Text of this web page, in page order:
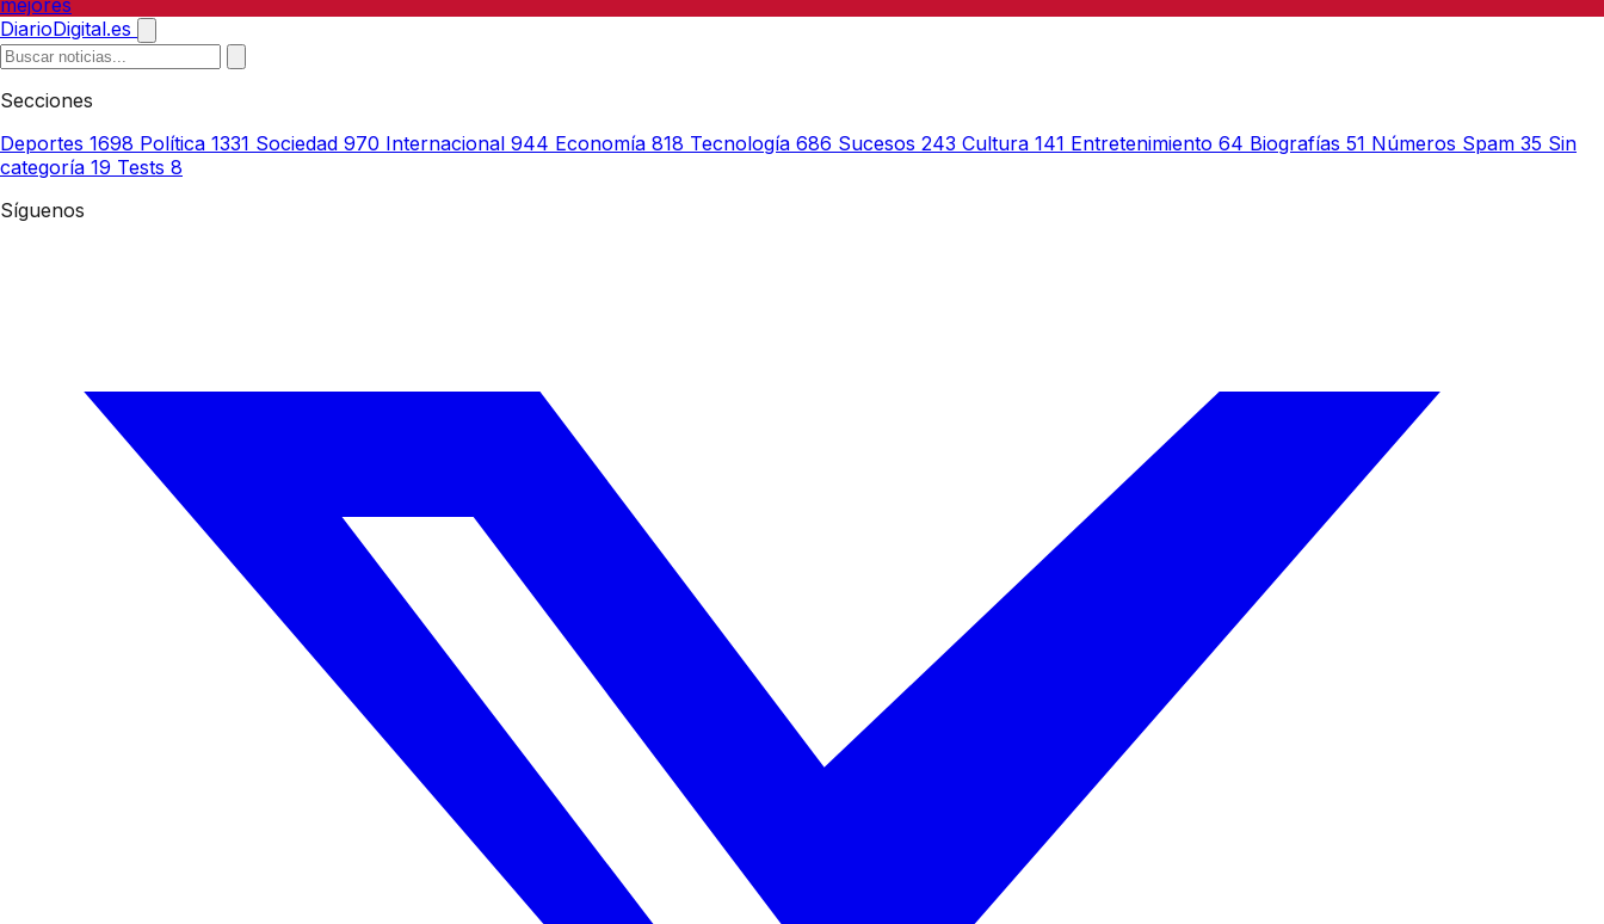
mejores
DiarioDigital.es
Secciones
Deportes 1698 Política 1331 Sociedad 970 Internacional 944 Economía 818 Tecnología 686 Sucesos 243 Cultura 141 Entretenimiento 64 Biografías 51 Números Spam 35 Sin
categoría 19 Tests 8
Síguenos